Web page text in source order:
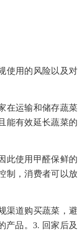
使用的风险以及对
在运输和储存蔬菜
能有效延长蔬菜的
此使用甲醛保鲜的
制，消费者可以放
渠道购买蔬菜，避
产品。3. 回家后及